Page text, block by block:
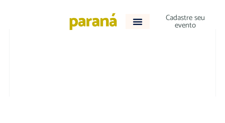
Cadastre seu
evento